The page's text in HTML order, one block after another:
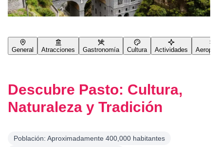
General Atracciones Gastronomía Cultura Actividades
Descubre Pasto: Cultura,
Naturaleza y Tradición
Población: Aproximadamente 400,000 habitantes